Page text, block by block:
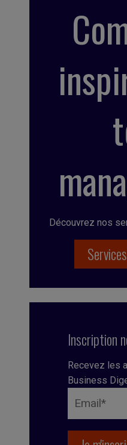
Découvrez nos
Inscription
Recevez les
Business